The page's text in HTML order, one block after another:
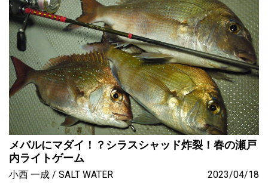
メバルにマダイ！？シラスシャッド炸裂！春の瀬戸
内ライトゲーム
小西 一成 SALT WATER 2023/04/18